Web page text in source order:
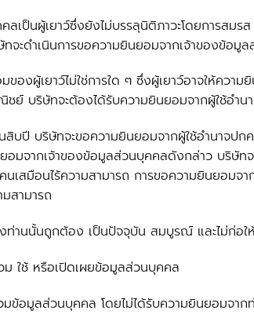
เป็นผู้เยาว์ซึ่งยังไม่บรรลุนิติภาวะโดยการสม
ะดำเนินการขอความยินยอมจากเจ้าของข้อ
ของผู้เยาว์ไม่ใช่การใด ๆ ซึ่งผู้เยาว์อาจให้
ย์ บริษัทจะต้องได้รับความยินยอมจากผู้ใช้อำน
สิบปี บริษัทจะขอความยินยอมจากผู้ใช้อำนาจป
อมจากเจ้าของข้อมูลส่วนบุคคลดังกล่าว บริษัท
นเสมือนไร้ความสามารถ การขอความยินยอ
สามารถ
ท่านนั้นถูกต้อง เป็นปัจจุบัน สมบูรณ์ และไม่ก่อให้
ม ใช้ หรือเปิดเผยข้อมูลส่วนบุคคล
วมข้อมูลส่วนบุคคล โดยไม่ได้รับความยินยอมจาก